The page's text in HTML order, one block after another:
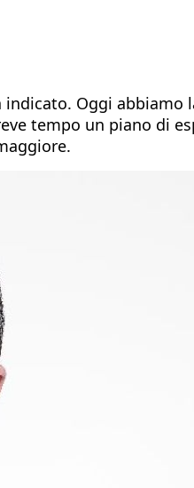
indicato. Oggi
tempo un piano di